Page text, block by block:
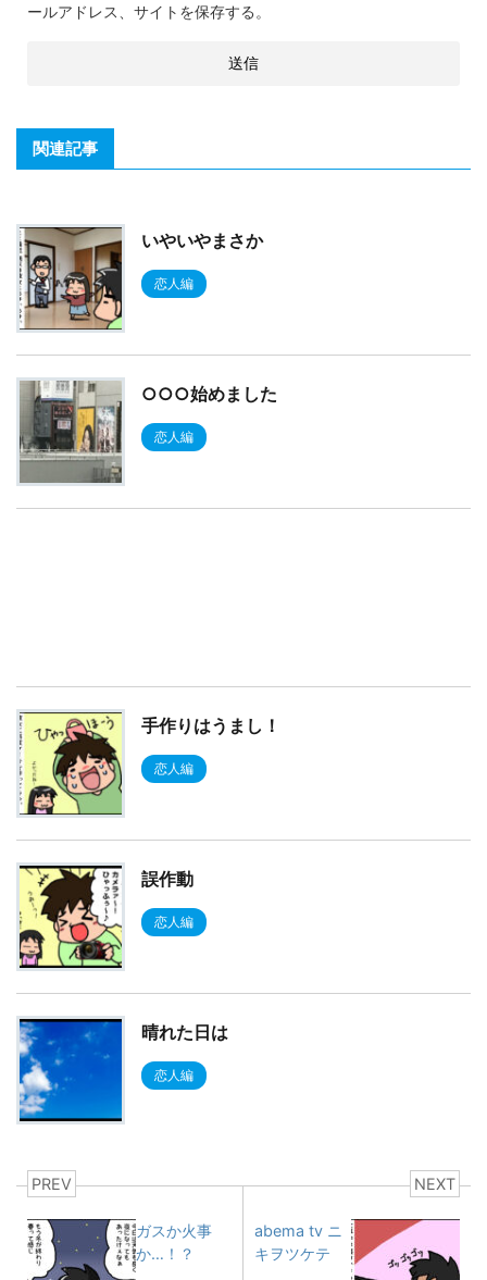
ールアドレス、サイトを保存する。
関連記事
いやいやまさか
恋人編
○○○始めました
恋人編
手作りはうまし！
恋人編
誤作動
恋人編
晴れた日は
恋人編
PREV
ガスか火事
か…！？
NEXT
abema tv ニ
キヲツケテ